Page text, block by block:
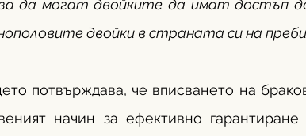
да могат двойките да имат достъп
двойки в страната си на
потвърждава, че вписването на
начин за ефективно